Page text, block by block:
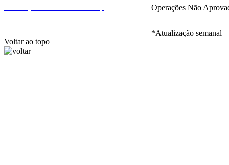
Operações Não
*Atualização semanal
Voltar ao topo